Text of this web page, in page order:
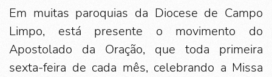
Em muitas paroquias da Diocese de Campo
Limpo, está presente o movimento do
Apostolado da Oração, que toda primeira
sexta-feira de cada mês, celebrando a Missa